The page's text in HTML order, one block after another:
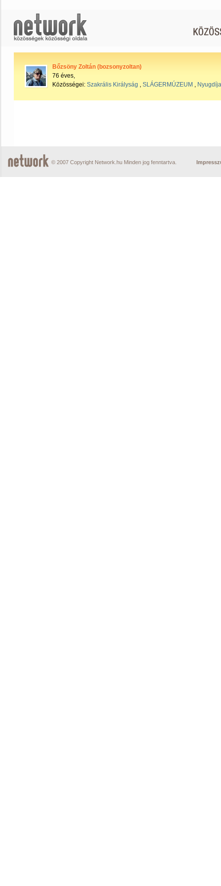
Bőzsöny Zoltán (bozsonyzoltan)
76 éves,
Közösségei: Szakrális Királyság , SLÁGERMÚZEUM ,
© 2007 Copyright Network.hu Minden jog fenntartva.